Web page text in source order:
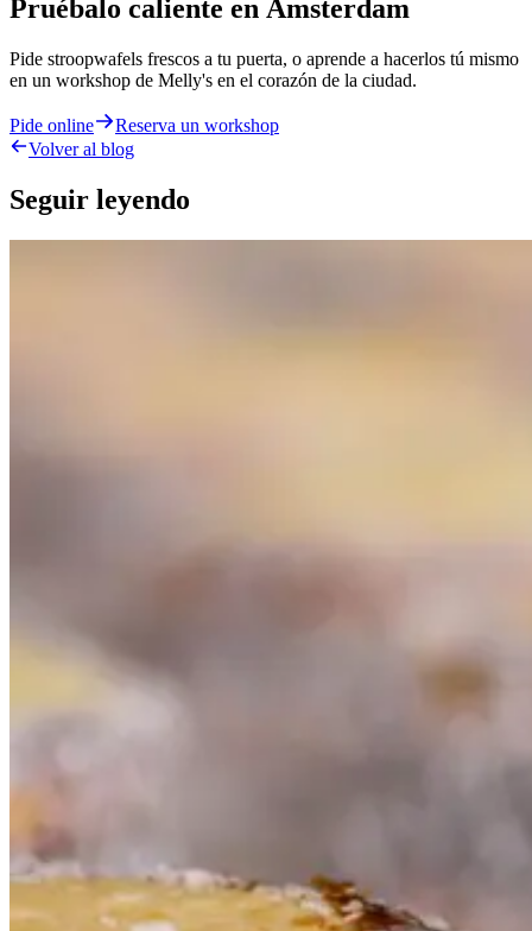
Pruébalo caliente en Ámsterdam
Pide stroopwafels frescos a tu puerta, o aprende a hacerlos tú mismo
en un workshop de Melly's en el corazón de la ciudad.
Pide online
Reserva un workshop
Volver al blog
Seguir leyendo